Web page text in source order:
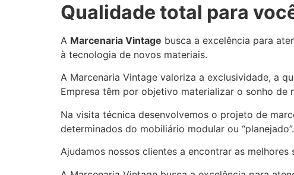
Qualidade total para
A Marcenaria Vintage busca a excelência para
à tecnologia de novos materiais.
A Marcenaria Vintage valoriza a exclusividade, a
Empresa têm por objetivo materializar o sonho de
Na visita técnica desenvolvemos o projeto de
determinados do mobiliário modular ou “planejado”.
Ajudamos nossos clientes a encontrar as